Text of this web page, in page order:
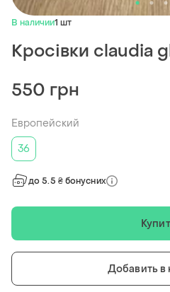
В наличии1 шт
Кросівки claudia
550 грн
Европейский
36
до 5.5 ₴ бонусних
Добавить в